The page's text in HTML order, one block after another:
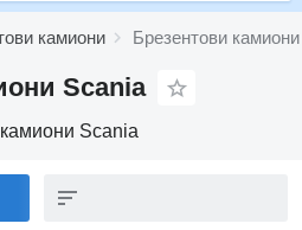
камиони Брезентови
Scania
Scania